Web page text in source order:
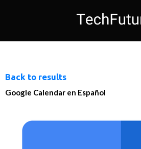
Back to results
Google Calendar en Español